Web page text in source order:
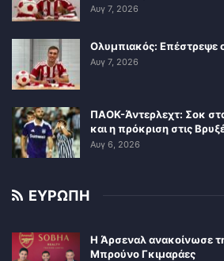
Αυγ 7, 2026
Ολυμπιακός: Επέστρεψε
Αυγ 7, 2026
ΠΑΟΚ-Άντερλεχτ: Σοκ
και η πρόκριση στις
Αυγ 6, 2026
ΕΥΡΩΠΗ
Η Άρσεναλ ανακοίνωσε
Μπρούνο Γκιμαράες